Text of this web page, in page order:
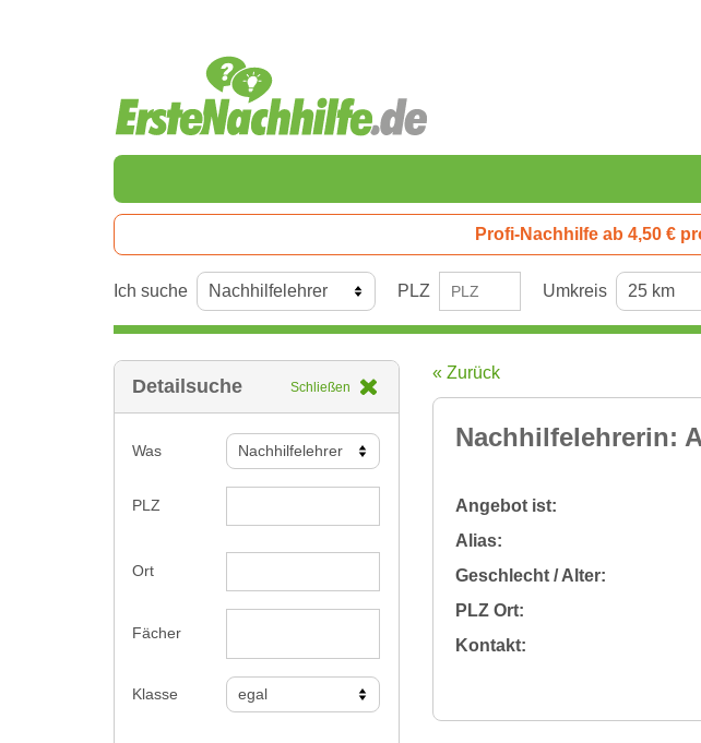
Profi-Nachhilfe ab 4,50 €
Ich suche PLZ Umkreis
Detailsuche Schließen
Was
PLZ
Ort
Fächer
Klasse
« Zurück
Nachhilfelehrerin:
Angebot ist:
Alias:
Geschlecht / Alter:
PLZ Ort:
Kontakt: